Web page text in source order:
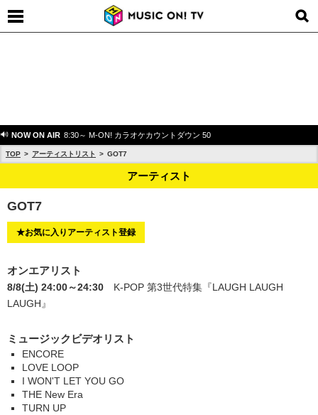
NOW ON AIR 8:30～ M-ON! カラオケカウントダウン 50
TOP アーティストリスト GOT7
アーティスト
GOT7
★お気に入りアーティスト登録
オンエアリスト
8/8(土) 24:00～24:30 K-POP 第3世代特集 『LAUGH LAUGH
LAUGH』
ミュージックビデオリスト
ENCORE
LOVE LOOP
I WON'T LET YOU GO
THE New Era
TURN UP